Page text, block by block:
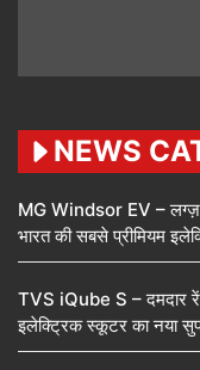
NEWS
MG Windsor EV –
भारत की सबसे प्रीमियम
TVS iQube S – दमदार
इलेक्ट्रिक स्कूटर का नया